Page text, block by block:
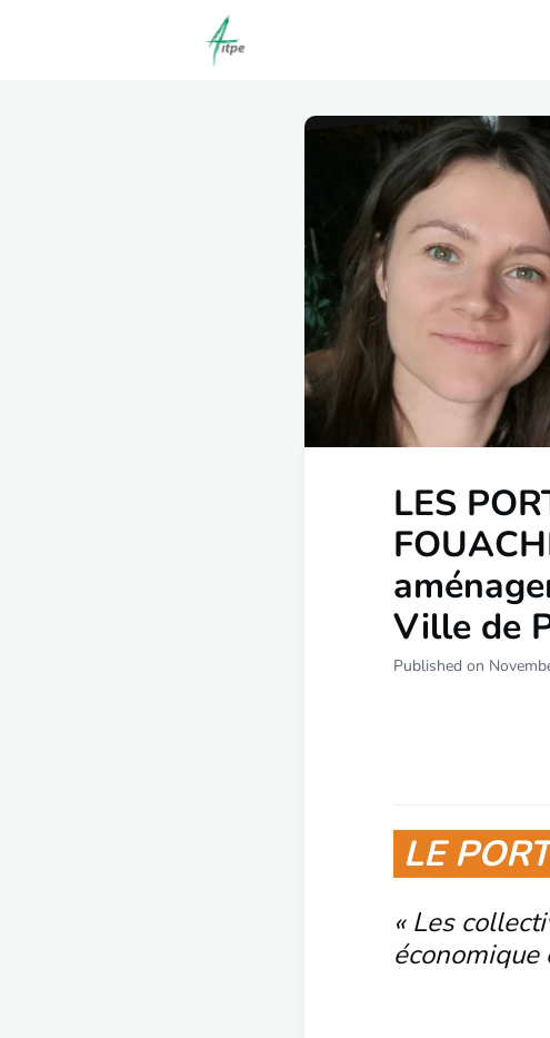
Offres d'emploi dépôt/
Clubs | Promos
LES
Ville de
Published on
LE
« Les